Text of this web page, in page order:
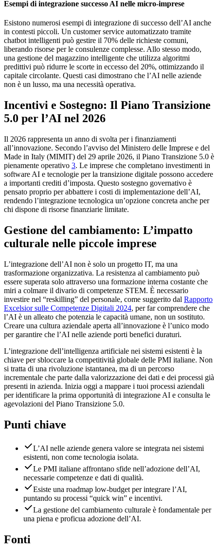
Esempi di integrazione successo AI nelle micro-imprese
Esistono numerosi esempi di integrazione di successo dell’AI anche
in contesti piccoli. Un customer service automatizzato tramite
chatbot intelligenti può gestire il 70% delle richieste comuni,
liberando risorse per le consulenze complesse. Allo stesso modo,
una gestione del magazzino intelligente che utilizza algoritmi
predittivi può ridurre le scorte in eccesso del 20%, ottimizzando il
capitale circolante. Questi casi dimostrano che l’AI nelle aziende
non è un lusso, ma una necessità operativa.
Incentivi e Sostegno: Il Piano Transizione
5.0 per l’AI nel 2026
Il 2026 rappresenta un anno di svolta per i finanziamenti
all’innovazione. Secondo l’avviso del Ministero delle Imprese e del
Made in Italy (MIMIT) del 29 aprile 2026, il Piano Transizione 5.0 è
pienamente operativo 3. Le imprese che completano investimenti in
software AI e tecnologie per la transizione digitale possono accedere
a importanti crediti d’imposta. Questo sostegno governativo è
pensato proprio per abbattere i costi di implementazione dell’AI,
rendendo l’integrazione tecnologica un’opzione concreta anche per
chi dispone di risorse finanziarie limitate.
Gestione del cambiamento: L’impatto
culturale nelle piccole imprese
L’integrazione dell’AI non è solo un progetto IT, ma una
trasformazione organizzativa. La resistenza al cambiamento può
essere superata solo attraverso una formazione interna costante che
miri a colmare il divario di competenze STEM. È necessario
investire nel “reskilling” del personale, come suggerito dal Rapporto
Excelsior sulle Competenze Digitali 2024, per far comprendere che
l’AI è un alleato che potenzia le capacità umane, non un sostituto.
Creare una cultura aziendale aperta all’innovazione è l’unico modo
per garantire che l’AI nelle aziende porti benefici duraturi.
L’integrazione dell’intelligenza artificiale nei sistemi esistenti è la
chiave per sbloccare la competitività globale delle PMI italiane. Non
si tratta di una rivoluzione istantanea, ma di un percorso
incrementale che parte dalla valorizzazione dei dati e dei processi già
presenti in azienda. Inizia oggi a mappare i tuoi processi aziendali
per identificare la prima opportunità di integrazione AI e consulta le
agevolazioni del Piano Transizione 5.0.
Punti chiave
L’AI nelle aziende genera valore se integrata nei sistemi
esistenti, non come tecnologia isolata.
Le PMI italiane affrontano sfide nell’adozione dell’AI,
necessarie competenze e dati di qualità.
Esiste una roadmap low-budget per integrare l’AI,
puntando su processi “quick win” e incentivi.
La gestione del cambiamento culturale è fondamentale per
una piena e proficua adozione dell’AI.
Fonti